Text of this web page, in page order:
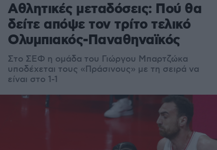
Αθλητικές μεταδόσεις: Πού θα
δείτε απόψε τον τρίτο τελικό
Ολυμπιακός-Παναθηναϊκός
Στο ΣΕΦ η ομάδα του Γιώργου Μπαρτζώκα
υποδέχεται τους «Πράσινους» με τη σειρά να
είναι στο 1-1